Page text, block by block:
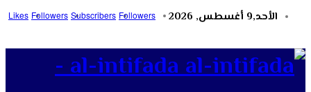
Likes Followers Subscribers Followers الأحد,9 أغسطس, 2026
al-intifada -